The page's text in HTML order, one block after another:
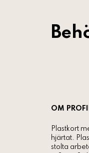
OM
Plastkort
hjärtat.
stolta